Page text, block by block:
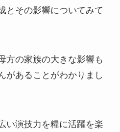
とその影響についてみて
方の家族の大きな影響も
があることがわかりまし
い演技力を糧に活躍を楽